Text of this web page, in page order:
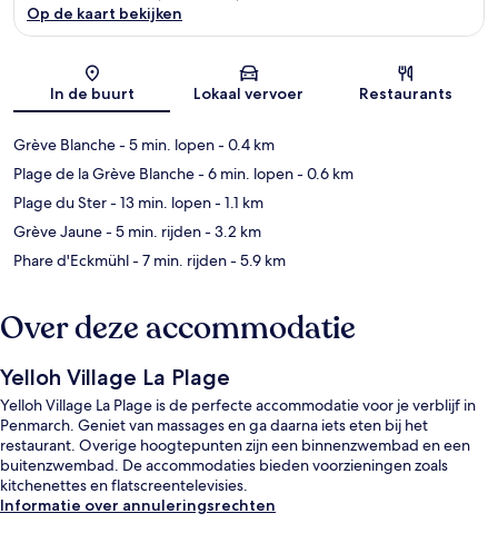
Kaart
Op de kaart bekijken
In de buurt Lokaal vervoer Restaurants
Grève Blanche- 5 min. lopen- 0.4 km
Plage de la Grève Blanche- 6 min. lopen- 0.6 km
Plage du Ster- 13 min. lopen- 1.1 km
Grève Jaune- 5 min. rijden- 3.2 km
Phare d'Eckmühl- 7 min. rijden- 5.9 km
Over deze accommodatie
Yelloh Village La Plage
Yelloh Village La Plage is de perfecte accommodatie voor je verblijf in
Penmarch. Geniet van massages en ga daarna iets eten bij het
restaurant. Overige hoogtepunten zijn een binnenzwembad en een
buitenzwembad. De accommodaties bieden voorzieningen zoals
kitchenettes en flatscreentelevisies.
Informatie over annuleringsrechten